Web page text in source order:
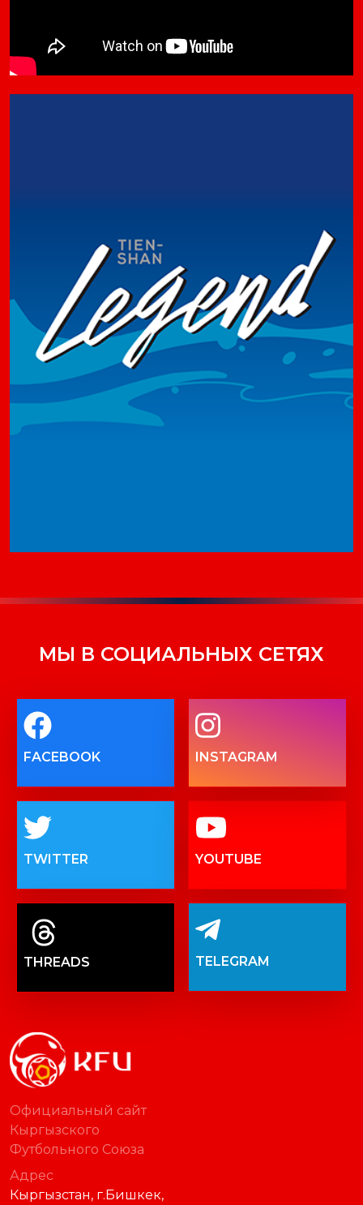
МЫ В СОЦИАЛЬНЫХ СЕТЯХ
FACEBOOK INSTAGRAM
TWITTER YOUTUBE
THREADS TELEGRAM
Официальный сайт
Кыргызского
Футбольного Союза
Адрес
Кыргызстан, г.Бишкек,